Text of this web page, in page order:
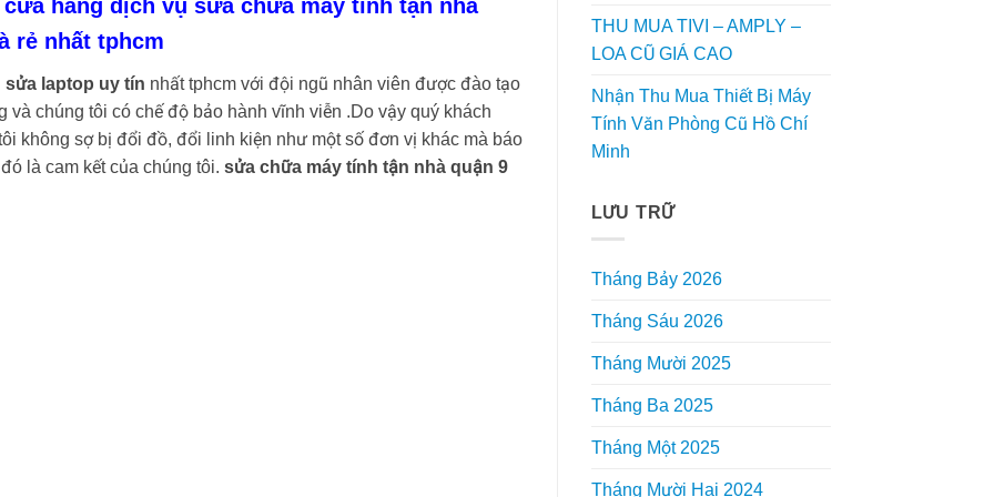
hàng dịch vụ sửa chữa máy tính tận nhà
rẻ nhất tphcm
sửa laptop uy tín nhất tphcm với đội ngũ nhân viên được đào tạo
chúng tôi có chế độ bảo hành vĩnh viễn .Do vậy quý khách
không sợ bị đổi đồ, đổi linh kiện như một số đơn vị khác mà báo
là cam kết của chúng tôi. sửa chữa máy tính tận nhà quận 9
THU MUA TIVI – AMPLY –
LOA CŨ GIÁ CAO
Nhận Thu Mua Thiết Bị Máy
Tính Văn Phòng Cũ Hồ Chí
Minh
LƯU TRỮ
Tháng Bảy 2026
Tháng Sáu 2026
Tháng Mười 2025
Tháng Ba 2025
Tháng Một 2025
Tháng Mười Hai 2024